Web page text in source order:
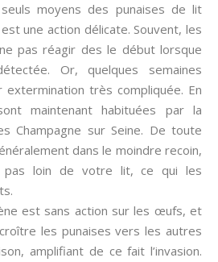
moyens des punaises de lit
une action délicate. Souvent, les
pas réagir des le début lorsque
Or, quelques semaines
très compliquée. En
maintenant habituées par la
Champagne sur Seine. De toute
dans le moindre recoin,
pas loin de votre lit, ce qui les
est sans action sur les œufs, et
les punaises vers les autres
amplifiant de ce fait l’invasion.